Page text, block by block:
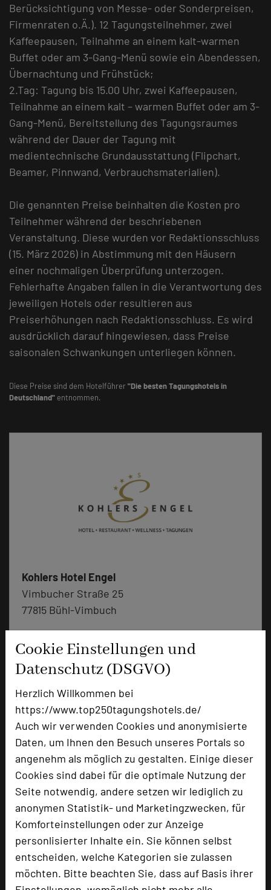
Cookie Einstellungen und
Datenschutz (DSGVO)
Herzlich Willkommen bei
https://www.top250tagungshotels.de/
Auch wir verwenden Cookies und anonymisierte
Daten, um Ihnen den Besuch unseres Portals so
angenehm als möglich zu gestalten. Einige dieser
Cookies sind dabei für die optimale Nutzung der
Seite notwendig, andere setzen wir lediglich zu
anonymen Statistik- und Marketingzwecken, für
Komforteinstellungen oder zur Anzeige
personlisierter Inhalte ein. Sie können selbst
entscheiden, welche Kategorien sie zulassen
möchten. Bitte beachten Sie, dass auf Basis ihrer
Berücksichtigung von Messe- oder Sonderpreisen,
Firmenraten o.Ä.). 12 Tagungsteilnehmer, zwei
Kaffeepausen, Teilnahme an einem kalt-warmen
Buffet oder am 3-Gang-Menü sowie ein Abendessen,
Übernachtung und Frühstück;
2.Tag: Tagung bis 15.00 Uhr, zwei Kaffeepausen,
Teilnahme an einem kalt – warmen Buffet oder am 3-
Gang-Menü, Bereitstellung des Tagungsraumes
während der Dauer der Tagung mit
medientechnische Grundausstattung (Flipchart,
Beamer, Pinnwand, Verbrauchsmaterialien).
Die genannten Preise beinhalten die Kosten pro
Teilnehmer während der beschriebenen
Veranstaltung. Diese wurden vor Redaktionsschluss
(15. März 2026) in Abstimmung mit den Häusern
einer nochmaligen Überprüfung unterzogen.
Fehlerhafte Angaben fallen in die Verantwortung des
jeweiligen Hotels oder resultieren aus
Preiserhöhungen nach Redaktionsschluss. Es wird
ausdrücklich darauf hingewiesen, dass Preise
saisonalen Schwankungen unterliegen können.
Diese Preise sind dem Hotelführer"Die besten Tagungshotels in
Deutschland" entnommen.
Kohlers Hotel Engel
Vimbucher Straße 25
77815 Bühl-Vimbuch
phone +49 7223 93990
language Homepage
zur Tagungsanfrage hinzufügen add_circle
Hotel bewerten
Hoteldaten
Max. Tagungskapazität (Personen)
U-Form
Parlamentarisch
35
Reihenbestuhlung